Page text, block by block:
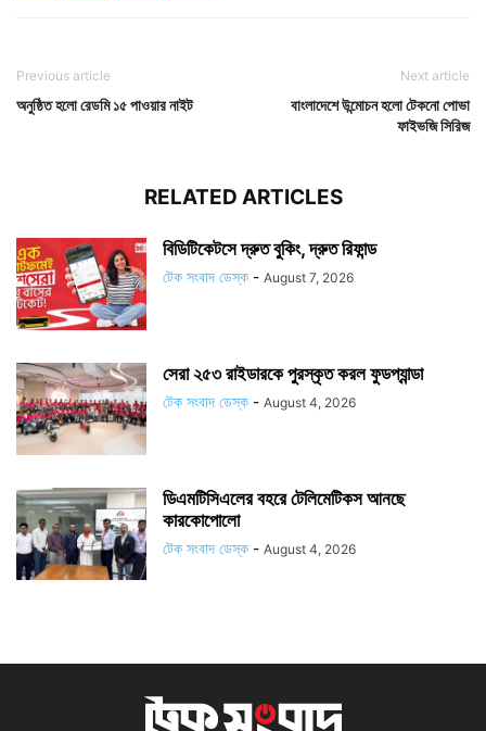
Previous article
অনুষ্ঠিত হলো রেডমি ১৫ পাওয়ার নাইট
Next article
বাংলাদেশে উন্মোচন হলো টেকনো পোভা
ফাইভজি সিরিজ
RELATED ARTICLES
বিডিটিকেটসে দ্রুত বুকিং, দ্রুত রিফান্ড
টেক সংবাদ ডেস্ক - August 7, 2026
সেরা ২৫৩ রাইডারকে পুরস্কৃত করল ফুডপ্যান্ডা
টেক সংবাদ ডেস্ক - August 4, 2026
ডিএমটিসিএলের বহরে টেলিমেটিকস আনছে
কারকোপোলো
টেক সংবাদ ডেস্ক - August 4, 2026